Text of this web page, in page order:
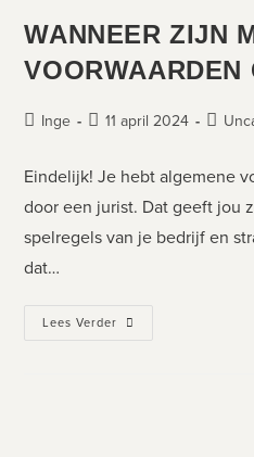
WANNEER ZIJN
VOORWAARDEN
Inge 11 april 2024
Eindelijk! Je hebt algemene
door een jurist. Dat geeft jou
spelregels van je bedrijf en
dat…
Lees Verder